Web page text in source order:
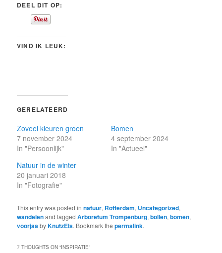
DEEL DIT OP:
VIND IK LEUK:
GERELATEERD
Zoveel kleuren groen
7 november 2024
In "Persoonlijk"
Bomen
4 september 2024
In "Actueel"
Natuur in de winter
20 januari 2018
In "Fotografie"
This entry was posted innatuur, Rotterdam, Uncategorized,
wandelenand taggedArboretum Trompenburg,bollen,bomen,
voorjaabyKnutzEls. Bookmark thepermalink.
7 THOUGHTS ON “INSPIRATIE”